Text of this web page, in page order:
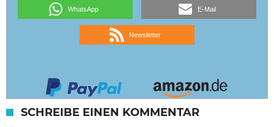
WhatsApp E-Mail
Newsletter
SCHREIBE EINEN KOMMENTAR